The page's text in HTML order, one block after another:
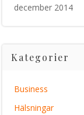
december 2014
Kategorier
Business
Hälsningar